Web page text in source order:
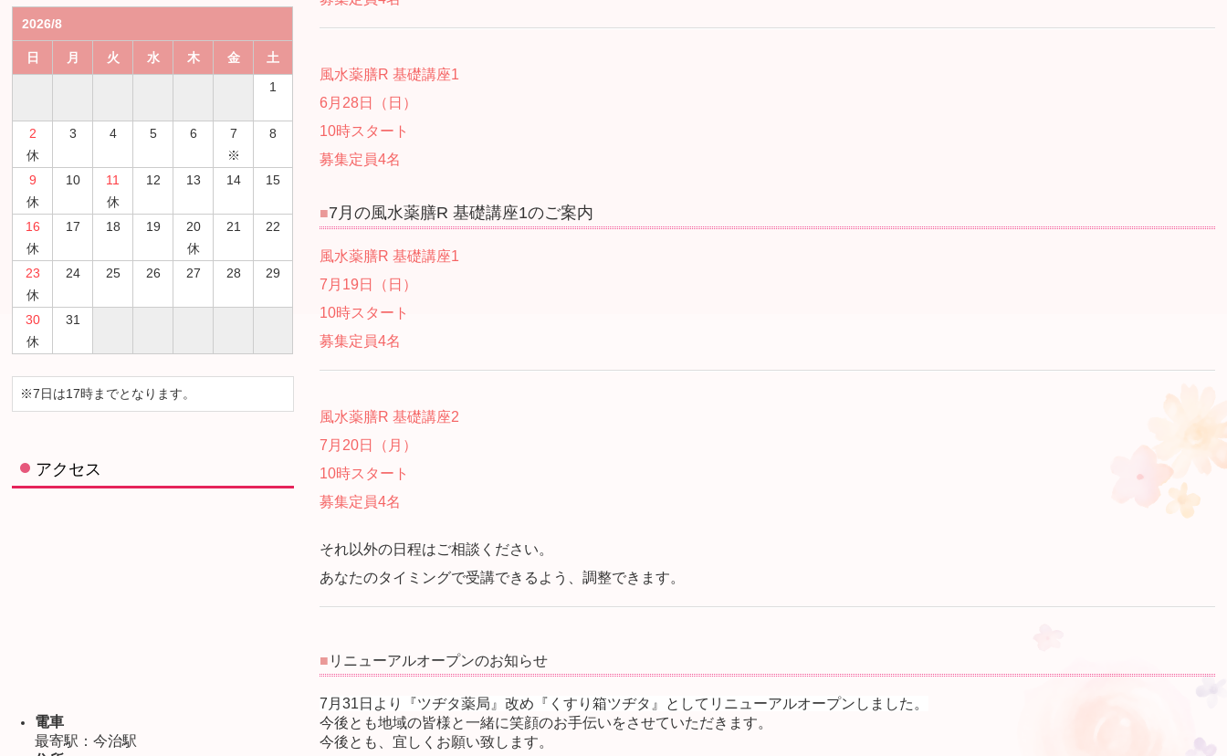
2026/8
日 月 火 水 木 金
土
1
2
休
3 4 5 6
7
※
8
9
休
10
11
休
12 13 14 15
16
休
17 18 19
20
休
21 22
23
休
24 25 26 27 28 29
30
休
31
※7日は17時までとなります。
アクセス
電車
最寄駅：今治駅
風水薬膳R 基礎講座1
6月28日（日）
10時スタート
募集定員4名
■7 月の風水薬膳R 基礎講座1のご案内
風水薬膳R 基礎講座1
7月19日（日）
10時スタート
募集定員4名
風水薬膳R 基礎講座2
7月20日（月）
10時スタート
募集定員4名
それ以外の日程はご相談ください。
あなたのタイミングで受講できるよう、調整できます。
■ リニューアルオープンのお知らせ
7月31日より『ツヂタ薬局』改め『くすり箱ツヂタ』としてリニューアルオープンしました。
今後とも地域の皆様と一緒に笑顔のお手伝いをさせていただきます。
今後とも、宜しくお願い致します。